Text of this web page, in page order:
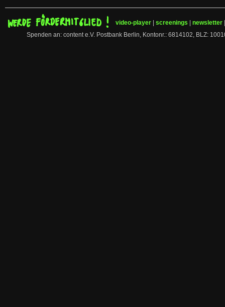
video-player screenings newsletter
Spenden an: content e.V. Postbank Berlin, Kontonr.: 6814102, BLZ: